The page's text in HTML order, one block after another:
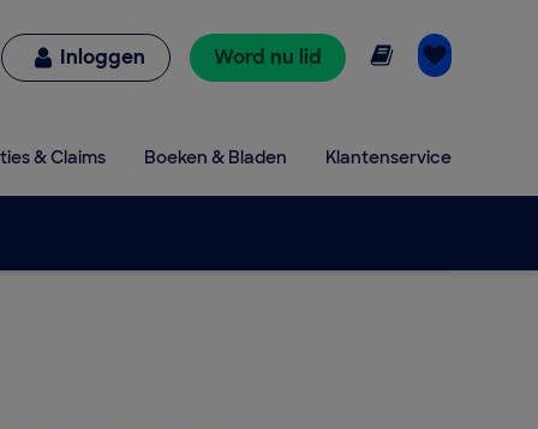
Inloggen Word nu lid Online lezen
& Claims Boeken & Bladen Klantenservice